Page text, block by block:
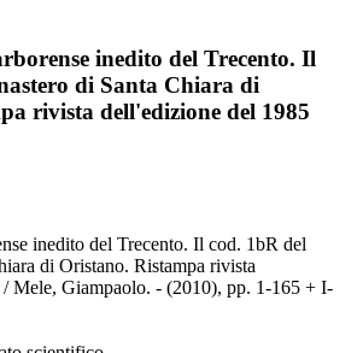
inedito del Trecento. Il
di Santa Chiara di
rivista dell'edizione del 1985
inedito del Trecento. Il cod. 1bR del
di Oristano. Ristampa rivista
Mele, Giampaolo. - (2010), pp. 1-165 + I-